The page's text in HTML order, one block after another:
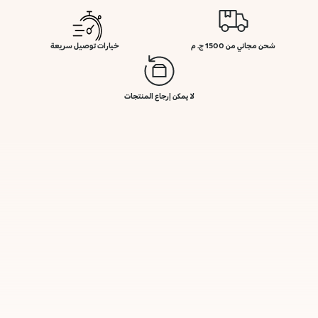
شحن مجاني من 1500 ج. م خيارات توصيل سريعة
لا يمكن إرجاع المنتجات